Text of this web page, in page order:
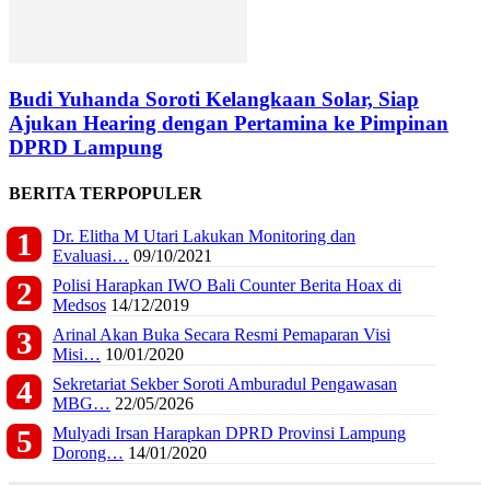
Budi Yuhanda Soroti Kelangkaan Solar, Siap
Ajukan Hearing dengan Pertamina ke Pimpinan
DPRD Lampung
BERITA TERPOPULER
Dr. Elitha M Utari Lakukan Monitoring dan
Evaluasi… 09/10/2021
Polisi Harapkan IWO Bali Counter Berita Hoax di
Medsos 14/12/2019
Arinal Akan Buka Secara Resmi Pemaparan Visi
Misi… 10/01/2020
Sekretariat Sekber Soroti Amburadul Pengawasan
MBG… 22/05/2026
Mulyadi Irsan Harapkan DPRD Provinsi Lampung
Dorong… 14/01/2020